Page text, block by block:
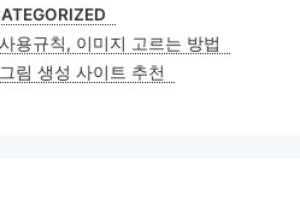
용규칙, 이미지 고르는 방법
림 생성 사이트 추천